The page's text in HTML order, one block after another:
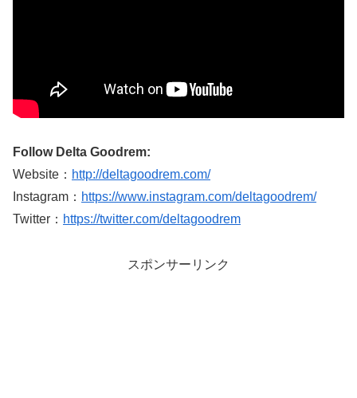
Follow Delta Goodrem:
Website： http://deltagoodrem.com/
Instagram： https://www.instagram.com/deltagoodrem/
Twitter： https://twitter.com/deltagoodrem
スポンサーリンク